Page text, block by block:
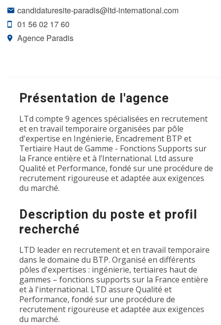
candidaturesite-paradis@ltd-international.com
01 56 02 17 60
Agence Paradis
Présentation de l'agence
LTd compte 9 agences spécialisées en recrutement
et en travail temporaire organisées par pôle
d'expertise en Ingénierie, Encadrement BTP et
Tertiaire Haut de Gamme - Fonctions Supports sur
la France entière et à l’International. Ltd assure
Qualité et Performance, fondé sur une procédure de
recrutement rigoureuse et adaptée aux exigences
du marché.
Description du poste et profil
recherché
LTD leader en recrutement et en travail temporaire
dans le domaine du BTP. Organisé en différents
pôles d'expertises : ingénierie, tertiaires haut de
gammes – fonctions supports sur la France entière
et à l'international. LTD assure Qualité et
Performance, fondé sur une procédure de
recrutement rigoureuse et adaptée aux exigences
du marché.